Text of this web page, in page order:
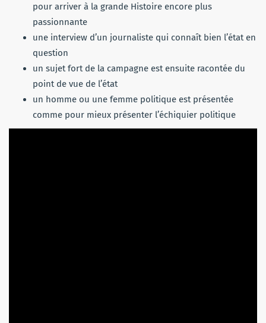
pour arriver à la grande Histoire encore plus
passionnante
une interview d’un journaliste qui connaît bien l’état en
question
un sujet fort de la campagne est ensuite racontée du
point de vue de l’état
un homme ou une femme politique est présentée
comme pour mieux présenter l’échiquier politique